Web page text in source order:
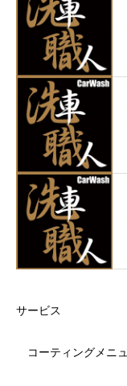
サービス
コーティングメニ